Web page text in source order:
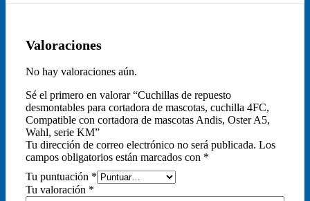
Valoraciones
No hay valoraciones aún.
Sé el primero en valorar “Cuchillas de repuesto
desmontables para cortadora de mascotas, cuchilla 4FC,
Compatible con cortadora de mascotas Andis, Oster A5,
Wahl, serie KM”
Tu dirección de correo electrónico no será publicada. Los
campos obligatorios están marcados con *
Tu puntuación *
Tu valoración *